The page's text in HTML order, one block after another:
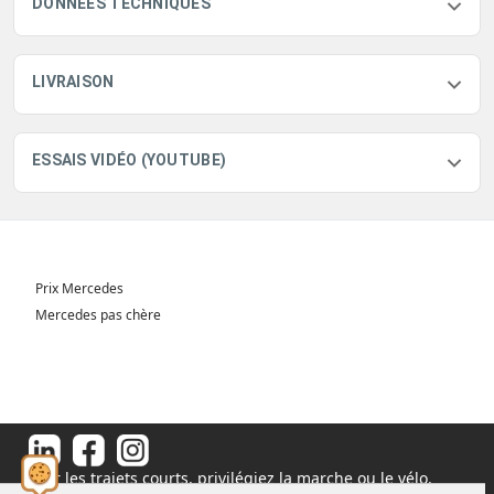
LIVRAISON
ESSAIS VIDÉO (YOUTUBE)
Prix Mercedes
Mercedes pas chère
Pour les trajets courts, privilégiez la marche ou le vélo.